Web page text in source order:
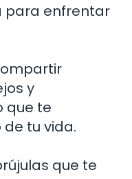
para enfrentar
y
que te
tu vida.
que te